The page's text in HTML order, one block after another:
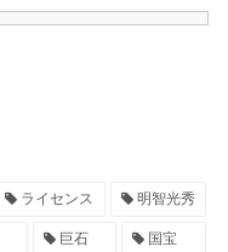
ライセンス 明智光秀
巨石 国宝